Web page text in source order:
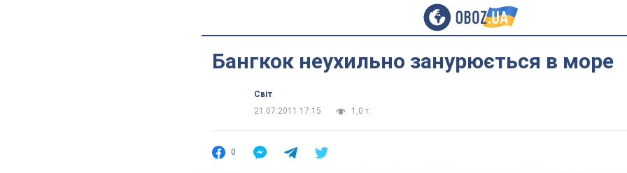
Бангкок неухильно занурюється в море
Світ
21.07.2011 17:15
1,0 т.
0